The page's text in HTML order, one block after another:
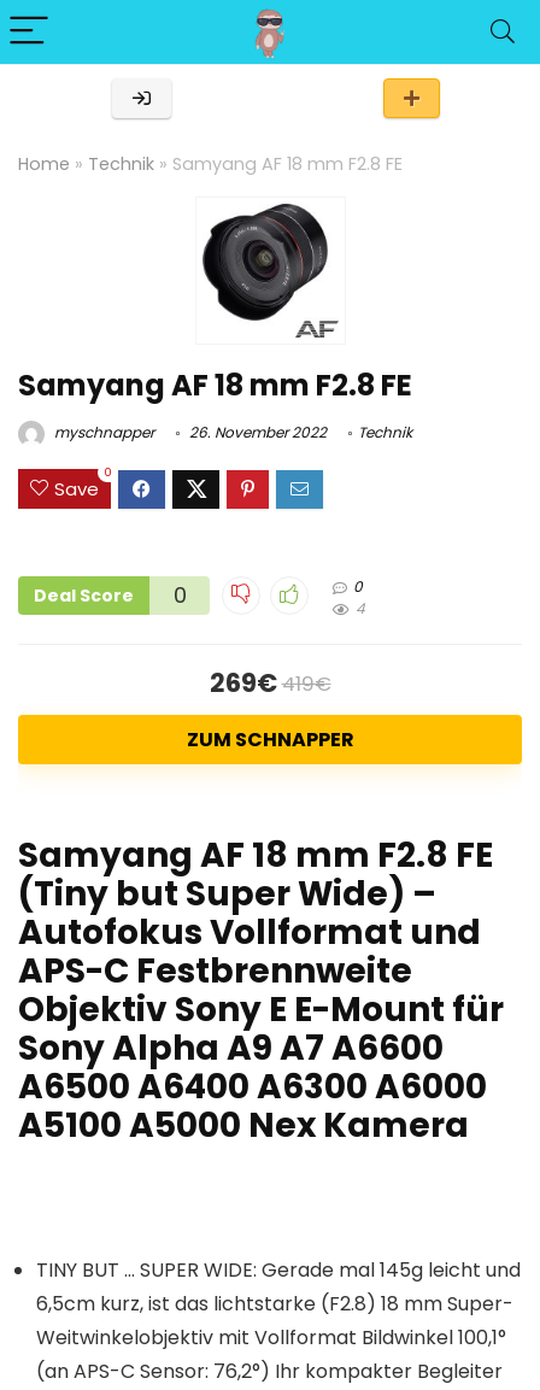
Home » Technik » Samyang AF 18 mm F2.8 FE
Samyang AF 18 mm F2.8 FE
myschnapper 26. November 2022 Technik
Save
0
Deal Score 0
0
4
269€419€
ZUM SCHNAPPER
Samyang AF 18 mm F2.8 FE
(Tiny but Super Wide) –
Autofokus Vollformat und
APS-C Festbrennweite
Objektiv Sony E E-Mount für
Sony Alpha A9 A7 A6600
A6500 A6400 A6300 A6000
A5100 A5000 Nex Kamera
TINY BUT … SUPER WIDE: Gerade mal 145g leicht und
6,5cm kurz, ist das lichtstarke (F2.8) 18 mm Super-
Weitwinkelobjektiv mit Vollformat Bildwinkel 100,1°
(an APS-C Sensor: 76,2°) Ihr kompakter Begleiter